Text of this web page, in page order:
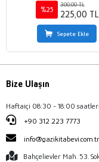
%25
300,00 TL
225,00 TL
Sepete Ekle
Bize Ulaşın
Haftaiçi 08:30 - 18:00
+90 312 223 7773
info@gazikitabevi.com.tr
Bahçelievler Mah. 53.